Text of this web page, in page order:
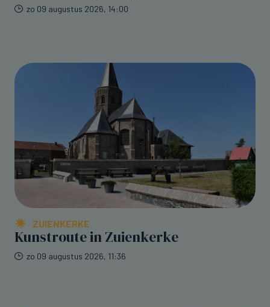
zo 09 augustus 2026, 14:00
ZUIENKERKE
Kunstroute in Zuienkerke
zo 09 augustus 2026, 11:36